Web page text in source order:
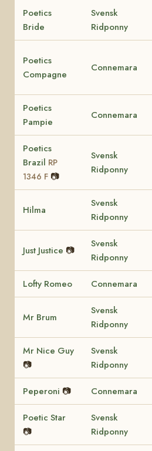
Poetics
Bride
Svensk
Ridponny
Poetics
Compagne
Connemara
Poetics
Pampie
Connemara
Poetics
Brazil RP
1346 F 📷
Svensk
Ridponny
Hilma
Svensk
Ridponny
Just Justice 📷
Svensk
Ridponny
Lofty Romeo Connemara
Mr Brum
Svensk
Ridponny
Mr Nice Guy
📷
Svensk
Ridponny
Peperoni 📷 Connemara
Poetic Star
📷
Svensk
Ridponny